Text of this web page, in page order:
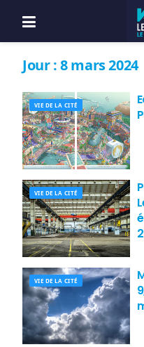
Jour :8 mars 2024
VIE DE LA CITÉ
VIE DE LA CITÉ
VIE DE LA CITÉ